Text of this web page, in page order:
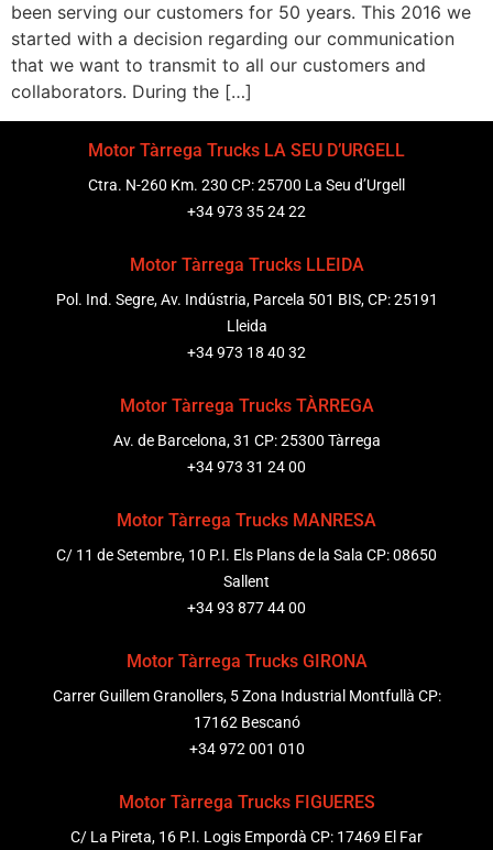
been serving our customers for 50 years. This 2016 we
started with a decision regarding our communication
that we want to transmit to all our customers and
collaborators. During the […]
Motor Tàrrega Trucks LA SEU D’URGELL
Ctra. N-260 Km. 230 CP: 25700 La Seu d’Urgell
+34 973 35 24 22
Motor Tàrrega Trucks LLEIDA
Pol. Ind. Segre, Av. Indústria, Parcela 501 BIS, CP: 25191
Lleida
+34 973 18 40 32
Motor Tàrrega Trucks TÀRREGA
Av. de Barcelona, 31 CP: 25300 Tàrrega
+34 973 31 24 00
Motor Tàrrega Trucks MANRESA
C/ 11 de Setembre, 10 P.I. Els Plans de la Sala CP: 08650
Sallent
+34 93 877 44 00
Motor Tàrrega Trucks GIRONA
Carrer Guillem Granollers, 5 Zona Industrial Montfullà CP:
17162 Bescanó
+34 972 001 010
Motor Tàrrega Trucks FIGUERES
C/ La Pireta, 16 P.I. Logis Empordà CP: 17469 El Far